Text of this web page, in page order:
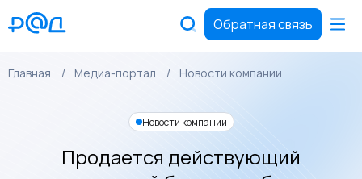
Обратная связь
Главная Медиа-портал Новости компании
Новости компании
Продается действующий